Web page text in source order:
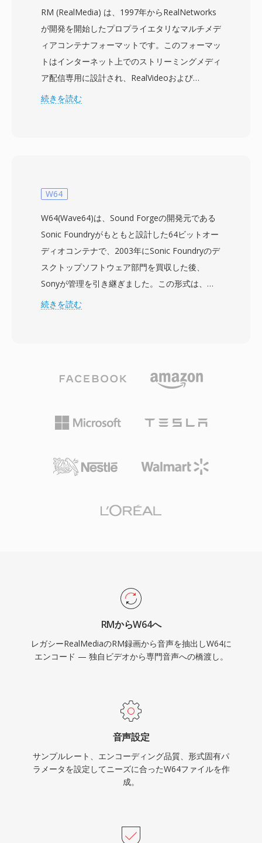
RM (RealMedia) は、1997年からRealNetworks
が開発を開始したプロプライエタリなマルチメデ
ィアコンテナフォーマットです。このフォーマッ
トはインターネット上でのストリーミングメディ
ア配信専用に設計され、RealVideoおよび
RealAudioコーデックを低帯域幅再生に最適化さ
RealNetworksはブロードバンドが普及する以前
駆けました。フォーマットは固定ビットレートエ
ンコーディングと前方誤り訂正をサポートするプ
ロプライエタリなコンテナ構造を使用し、不安定
なダイヤルアップ回線でも比較的スムーズな再生
を可能にしました。RMファイルは異なるビット
レートの複数のストリームを格納でき、
タをサポートし、RealNetworksは効率的なネッ
トワーク配信のためにRTSPおよびPNAストリー
しました。RMの圧縮はその時代としては印象的
kbpsという低ビットレートでも視聴可能な映像
を配信しました。RealMediaは現代のストリーミ
ファイルは初期のインターネット時代のアーカイ
続きを読む
W64
W64(Wave64)は、Sound Forgeの開発元である
Sonic Foundryがもともと設計した64ビットオー
ディオコンテナで、2003年にSonic Foundryのデ
スクトップソフトウェア部門を買収した後、
Sonyが管理を引き継ぎました。この形式は、長
時間の録音セッション、マルチチャンネルキャプ
を64ビットに拡張し、4文字コードの代わりに
この構造的変更により、ファイルはエクサバイト
単位のサイズに達することが可能で、実質的にい
式は任意のサンプルレート、ビット深度、チャン
しています。Sound Forge、Audacity、およびそ
うエンジニアやプロデューサーにとって、W64
はWAVの信頼性とシンプルさを、煩わしいサイ
ズ制限なしに提供します。
続きを読む
RMからW64へ
レガシーRealMediaのRM録画から音声を抽出しW64に
エンコード — 独自ビデオから専門音声への橋渡し。
音声設定
サンプルレート、エンコーディング品質、形式固有パ
ラメータを設定してニーズに合ったW64ファイルを作
成。